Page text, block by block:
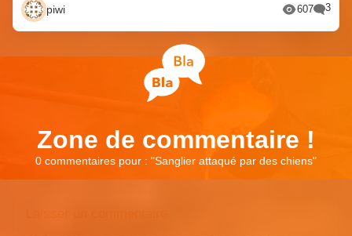
piwi 607 3
Zone de commentaire !
0 commentaires pour : "Sanglier attaqué par des chiens"